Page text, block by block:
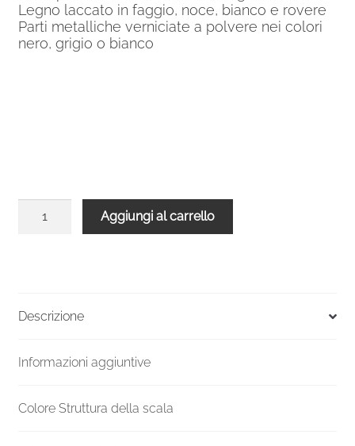
Legno laccato in faggio, noce, bianco e rovere
Parti metalliche verniciate a polvere nei colori
nero, grigio o bianco
quantità
Aggiungi al carrello
Descrizione
Informazioni aggiuntive
Colore Struttura della scala